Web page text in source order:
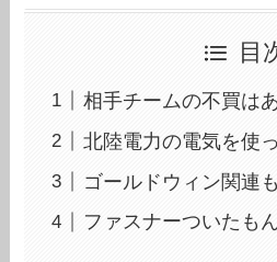
目
相手チームの不買は
北陸電力の電気を使
ゴールドウィン関連
ファスナーついたも